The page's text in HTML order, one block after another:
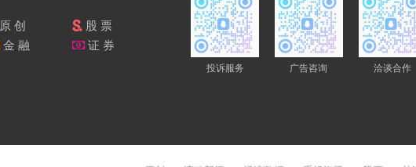
原 创
股 票
金 融
证 券
投诉服务 广告咨询 洽谈合作